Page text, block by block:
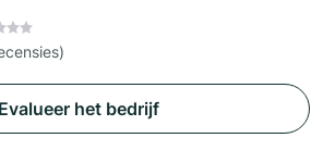
Evalueer het bedrijf